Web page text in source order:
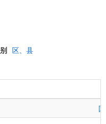
区、县